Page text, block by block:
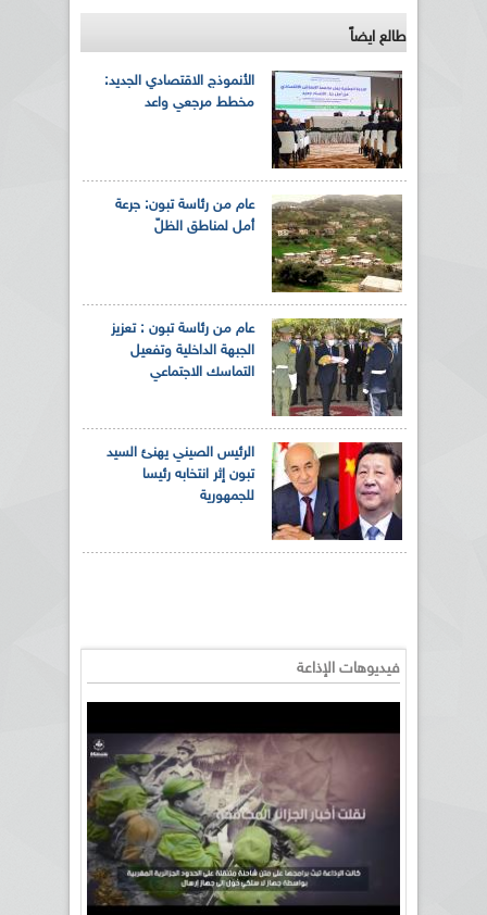
طالع ايضاً
الأنموذج الاقتصادي الجديد:
مخطط مرجعي واعد
عام من رئاسة تبون: جرعة
أمل لمناطق الظلّ
عام من رئاسة تبون : تعزيز
الجبهة الداخلية وتفعيل
التماسك الاجتماعي
الرئيس الصيني يهنئ السيد
تبون إثر انتخابه رئيسا
للجمهورية
فيديوهات الإذاعة